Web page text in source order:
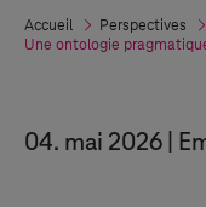
Accueil Perspectives
Une ontologie
04. mai 2026